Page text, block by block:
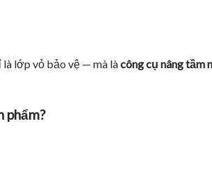
là lớp vỏ bảo vệ — mà làcông cụ nâng tầm
phẩm?